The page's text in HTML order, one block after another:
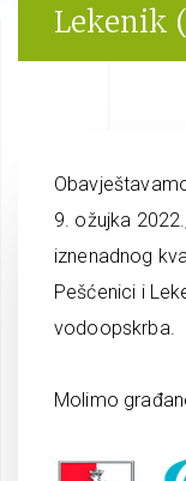
Lekenik
9. ožujka
iznenadnog
Pešćenici i
vodoopskrba.
Molimo